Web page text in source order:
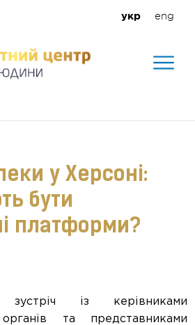
укр eng
у Херсоні:
бути
платформи?
із керівниками
та представниками